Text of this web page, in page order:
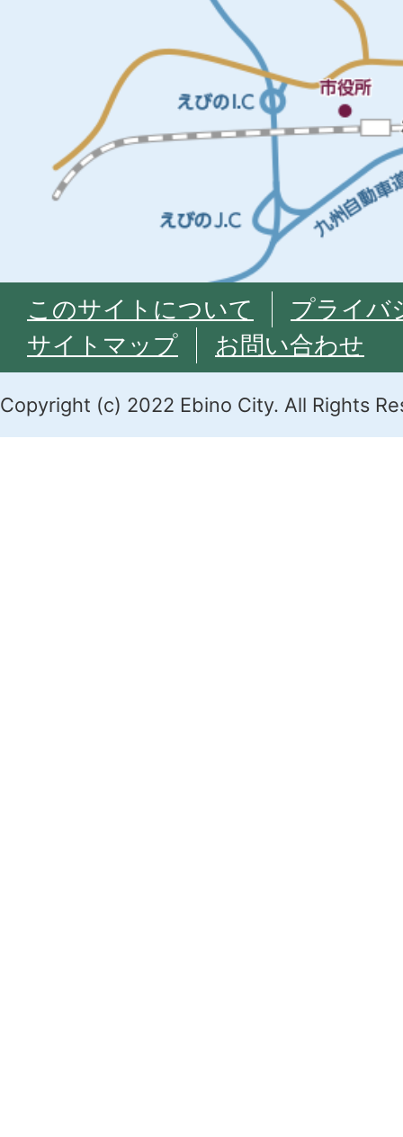
このサイトについて
プライバ
サイトマップ
お問い合わせ
Copyright (c) 2022 Ebino City. All Rights